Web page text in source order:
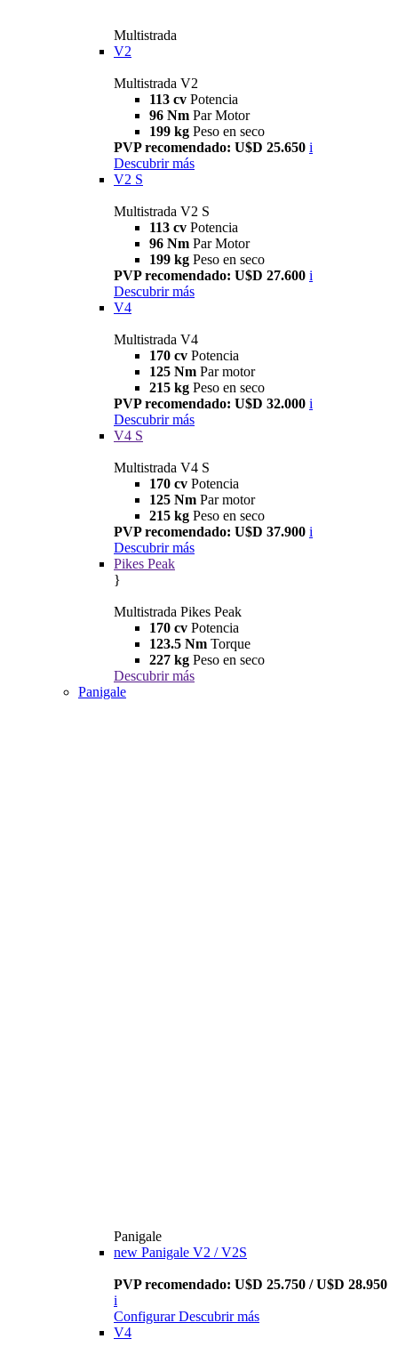
Multistrada
V2
Multistrada V2
113 cv Potencia
96 Nm Par Motor
199 kg Peso en seco
PVP recomendado: U$D 25.650 i
Descubrir más
V2 S
Multistrada V2 S
113 cv Potencia
96 Nm Par Motor
199 kg Peso en seco
PVP recomendado: U$D 27.600 i
Descubrir más
V4
Multistrada V4
170 cv Potencia
125 Nm Par motor
215 kg Peso en seco
PVP recomendado: U$D 32.000 i
Descubrir más
V4 S
Multistrada V4 S
170 cv Potencia
125 Nm Par motor
215 kg Peso en seco
PVP recomendado: U$D 37.900 i
Descubrir más
Pikes Peak
}
Multistrada Pikes Peak
170 cv Potencia
123.5 Nm Torque
227 kg Peso en seco
Descubrir más
Panigale
Panigale
new Panigale V2 / V2S
PVP recomendado: U$D 25.750 / U$D 28.950
i
Configurar Descubrir más
V4